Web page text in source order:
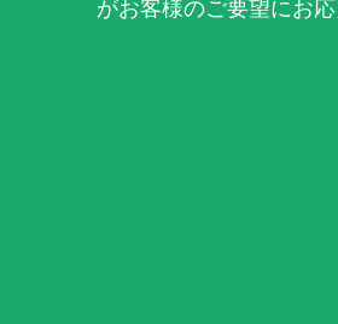
がお客様のご要望にお応